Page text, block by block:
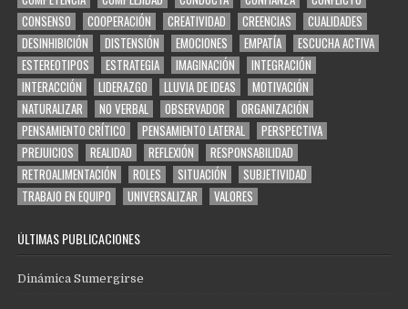
CONSENSO
COOPERACIÓN CREATIVIDAD CREENCIAS
CUALIDADES
DESINHIBICIÓN
DISTENSIÓN EMOCIONES EMPATÍA
ESCUCHA ACTIVA
ESTEREOTIPOS
ESTRATEGIA IMAGINACIÓN
INTEGRACIÓN
INTERACCIÓN
LIDERAZGO LLUVIA DE IDEAS
MOTIVACIÓN
NATURALIZAR
NO VERBAL OBSERVADOR
ORGANIZACIÓN
PENSAMIENTO CRÍTICO
PENSAMIENTO LATERAL
PERSPECTIVA
PREJUICIOS
REALIDAD REFLEXIÓN
RESPONSABILIDAD
RETROALIMENTACIÓN
ROLES SITUACIÓN
SUBJETIVIDAD
TRABAJO EN EQUIPO
UNIVERSALIZAR VALORES
ÚLTIMAS PUBLICACIONES
Dinámica Sumergirse